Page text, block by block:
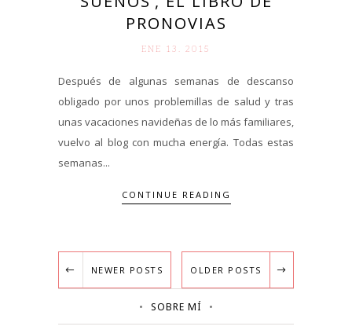
PRONOVIAS
ENE 13. 2015
Después de algunas semanas de descanso
obligado por unos problemillas de salud y tras
unas vacaciones navideñas de lo más familiares,
vuelvo al blog con mucha energía. Todas estas
semanas...
CONTINUE READING
NEWER POSTS OLDER POSTS
SOBRE MÍ